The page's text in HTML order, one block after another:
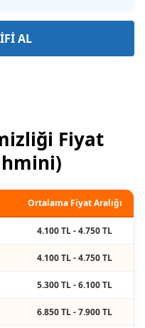
AL
Fiyat
Ortalama Fiyat Aralığı
4.100 TL - 4.750 TL
4.100 TL - 4.750 TL
5.300 TL - 6.100 TL
6.850 TL - 7.900 TL